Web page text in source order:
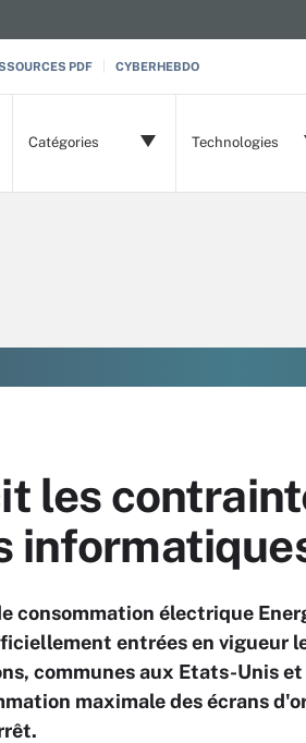
PDF CYBERHEBDO
Catégories Technologies
les
consommation électrique
entrées en vigueur
communes aux Etats-Unis
maximale des écrans